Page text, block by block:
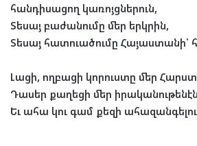
հանդիսացող կառոյցներուն,
Տեսայ բաժանումը մեր երկրին,
Տեսայ հատուածումը Հայաստանի՝
Լացի, ողբացի կորուստը մեր
Դասեր քաղեցի մեր իրականութենէն
Եւ ահա կու գամ քեզի ահազանգելու